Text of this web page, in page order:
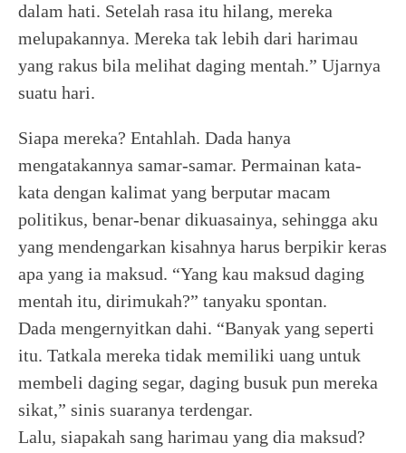
dalam hati. Setelah rasa itu hilang, mereka
melupakannya. Mereka tak lebih dari harimau
yang rakus bila melihat daging mentah.” Ujarnya
suatu hari.
Siapa mereka? Entahlah. Dada hanya
mengatakannya samar-samar. Permainan kata-
kata dengan kalimat yang berputar macam
politikus, benar-benar dikuasainya, sehingga aku
yang mendengarkan kisahnya harus berpikir keras
apa yang ia maksud. “Yang kau maksud daging
mentah itu, dirimukah?” tanyaku spontan.
Dada mengernyitkan dahi. “Banyak yang seperti
itu. Tatkala mereka tidak memiliki uang untuk
membeli daging segar, daging busuk pun mereka
sikat,” sinis suaranya terdengar.
Lalu, siapakah sang harimau yang dia maksud?